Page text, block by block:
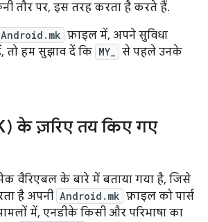
तौर पर, इस तरह करता है करते हैं.
Android.mk फ़ाइल में, अपने सुविधा
तो हम सुझाव दें कि MY_
से पहले उनके
के ज़रिए तय किए गए
वैरिएबल के बारे में बताया गया है, जिसे
है अपनी Android.mk फ़ाइल को पार्स
में, एनडीके किसी और परिभाषा का